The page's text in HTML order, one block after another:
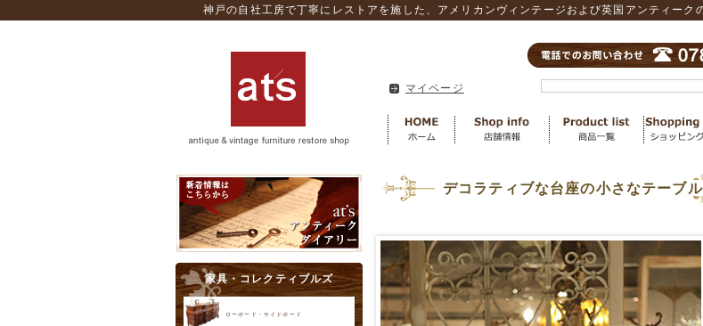
神戸の自社工房で丁寧にレストアを施した、アメリカンヴィンテージおよび英国アンティーク
マイページ
家具・コレクティブルズ
ローボード・サイドボード
デコラティブな台座の小さなテーブ